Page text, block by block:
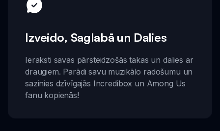
Izveido, Saglabā un Dalies
Ieraksti savas pārsteidzošās takas un dalies ar
draugiem. Parādi savu muzikālo radošumu un
sazinies dzīvīgajās Incredibox un Among Us
fanu kopienās!